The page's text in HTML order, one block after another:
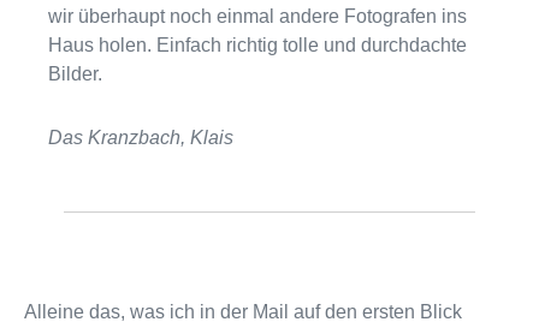
wir über­haupt noch ein­mal andere Fotografen ins
Haus holen. Einfach rich­tig tolle und durch­dachte
Bilder.
Das Kranzbach, Klais
Alleine das, was ich in der Mail auf den ers­ten Blick